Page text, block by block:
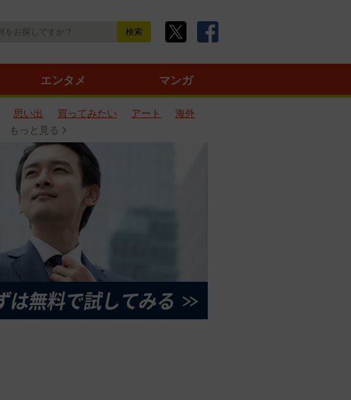
エンタメ マンガ
思い出 買ってみたい アート
海外
もっと見る